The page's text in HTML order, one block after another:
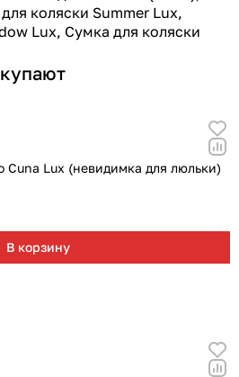
коляски Summer Lux,
Lux, Сумка для коляски
Cuna Lux (невидимка для люльки)
В корзину